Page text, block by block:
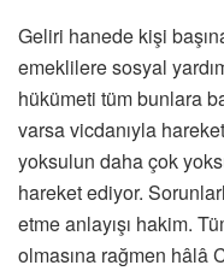
Geliri hanede kişi
emeklilere sosyal
hükümeti tüm bunlara
varsa vicdanıyla
yoksulun daha çok
hareket ediyor.
etme anlayışı hakim.
olmasına rağmen hâlâ